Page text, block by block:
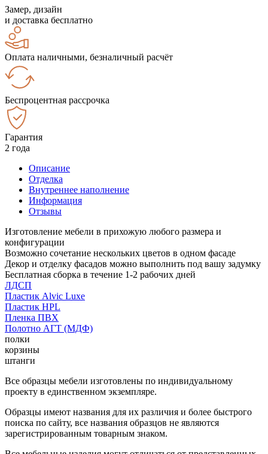
Замер, дизайн
и доставка бесплатно
Оплата наличными, безналичный расчёт
Беспроцентная рассрочка
Гарантия
2 года
Описание
Отделка
Внутреннее наполнение
Информация
Отзывы
Изготовление мебели в прихожую любого размера и
конфигурации
Возможно сочетание нескольких цветов в одном фасаде
Декор и отделку фасадов можно выполнить под вашу задумку
Бесплатная сборка в течение 1-2 рабочих дней
ЛДСП
Пластик Alvic Luxe
Пластик HPL
Пленка ПВХ
Полотно АГТ (МДФ)
полки
корзины
штанги
Все образцы мебели изготовлены по индивидуальному
проекту в единственном экземпляре.
Образцы имеют названия для их различия и более быстрого
поиска по сайту, все названия образцов не являются
зарегистрированным товарным знаком.